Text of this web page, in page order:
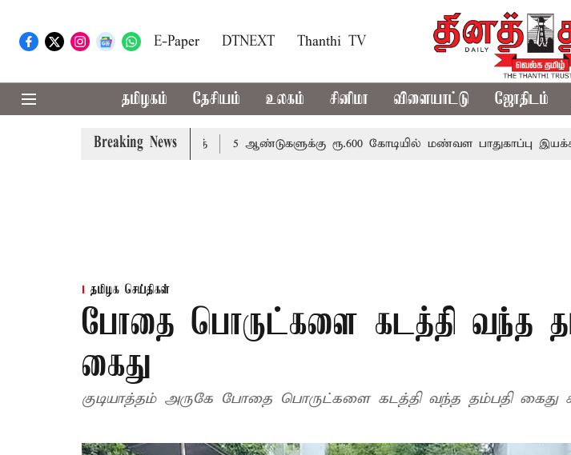
E-Paper DTNEXT Thanthi TV
தமிழகம் தேசியம் உலகம் சினிமா விளையாட்டு ஜோதிடம்
Breaking News
அமைச்சர் வினோத் 5 ஆண்டுகளுக்கு ரூ.600 கோடியில் மண்வள பாதுகாப்பு இயக்கம்
தமிழக செய்திகள்
போதை பொருட்களை கடத்தி வந்த
கைது
குடியாத்தம் அருகே போதை பொருட்களை கடத்தி வந்த தம்பதி கைது